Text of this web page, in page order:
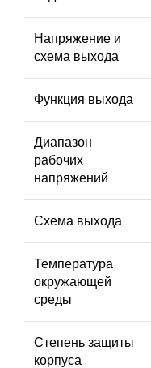
Напряжение и
схема выхода
Функция выхода
Диапазон
рабочих
напряжений
Схема выхода
Температура
окружающей
среды
Степень защиты
корпуса